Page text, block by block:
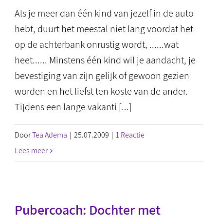
Als je meer dan één kind van jezelf in de auto
hebt, duurt het meestal niet lang voordat het
op de achterbank onrustig wordt, ......wat
heet...... Minstens één kind wil je aandacht, je
bevestiging van zijn gelijk of gewoon gezien
worden en het liefst ten koste van de ander.
Tijdens een lange vakanti [...]
DoorTea Adema | 25.07.2009 | 1 Reactie
Lees meer
Pubercoach: Dochter met